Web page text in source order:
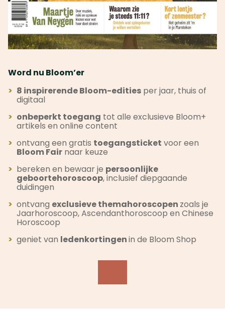
Word nu Bloom’er
> 8 inspirerende Bloom-edities per jaar, thuis of
digitaal
> onbeperkt toegang tot alle exclusieve Bloom+
artikels en online content
> ontvang een gratis toegangsticket voor een
Bloom Fair naar keuze
> bereken en bewaar je persoonlijke
geboortehoroscoop, inclusief diepgaande
duidingen
> ontvang exclusieve themahoroscopen zoals je
Jaarhoroscoop, Ascendanthoroscoop en Chinese
Horoscoop
> geniet van ledenkortingenin de Bloom Shop